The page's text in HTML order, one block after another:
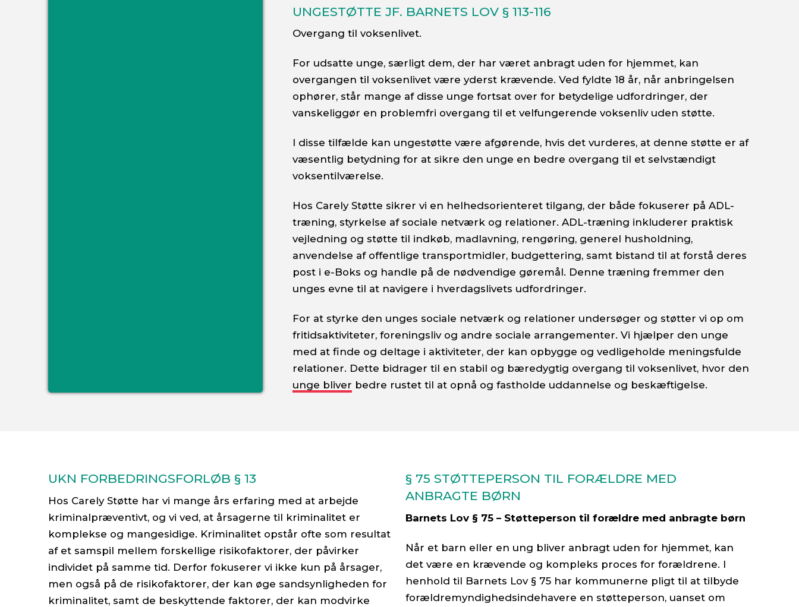
UNGESTØTTE JF. BARNETS LOV § 113-116
Overgang til voksenlivet.
For udsatte unge, særligt dem, der har været anbragt uden for hjemmet, kan
overgangen til voksenlivet være yderst krævende. Ved fyldte 18 år, når anbringelsen
ophører, står mange af disse unge fortsat over for betydelige udfordringer, der
vanskeliggør en problemfri overgang til et velfungerende voksenliv uden støtte.
I disse tilfælde kan ungestøtte være afgørende, hvis det vurderes, at denne støtte er af
væsentlig betydning for at sikre den unge en bedre overgang til et selvstændigt
voksentilværelse.
Hos Carely Støtte sikrer vi en helhedsorienteret tilgang, der både fokuserer på ADL-
træning, styrkelse af sociale netværk og relationer. ADL-træning inkluderer praktisk
vejledning og støtte til indkøb, madlavning, rengøring, generel husholdning,
anvendelse af offentlige transportmidler, budgettering, samt bistand til at forstå deres
post i e-Boks og handle på de nødvendige gøremål. Denne træning fremmer den
unges evne til at navigere i hverdagslivets udfordringer.
For at styrke den unges sociale netværk og relationer undersøger og støtter vi op om
fritidsaktiviteter, foreningsliv og andre sociale arrangementer. Vi hjælper den unge
med at finde og deltage i aktiviteter, der kan opbygge og vedligeholde meningsfulde
relationer. Dette bidrager til en stabil og bæredygtig overgang til voksenlivet, hvor den
unge bliver bedre rustet til at opnå og fastholde uddannelse og beskæftigelse.
UKN FORBEDRINGSFORLØB § 13
Hos Carely Støtte har vi mange års erfaring med at arbejde
kriminalpræventivt, og vi ved, at årsagerne til kriminalitet er
komplekse og mangesidige. Kriminalitet opstår ofte som resultat
af et samspil mellem forskellige risikofaktorer, der påvirker
individet på samme tid. Derfor fokuserer vi ikke kun på årsager,
men også på de risikofaktorer, der kan øge sandsynligheden for
kriminalitet, samt de beskyttende faktorer, der kan modvirke
§ 75 STØTTEPERSON TIL FORÆLDRE MED
ANBRAGTE BØRN
Barnets Lov § 75 – Støtteperson til forældre med anbragte børn
Når et barn eller en ung bliver anbragt uden for hjemmet, kan
det være en krævende og kompleks proces for forældrene. I
henhold til Barnets Lov § 75 har kommunerne pligt til at tilbyde
forældremyndighedsindehavere en støtteperson, uanset om